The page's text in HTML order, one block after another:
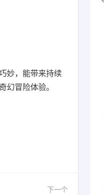
妙，能带来持续
幻冒险体验。
下一个